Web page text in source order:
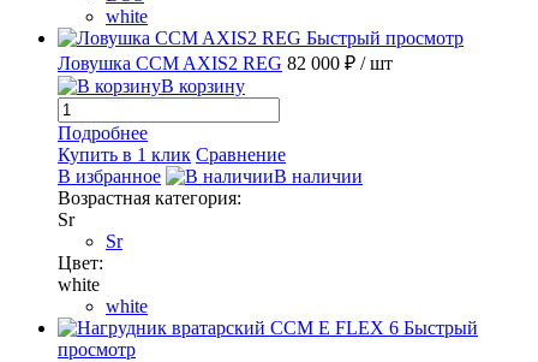
white
Быстрый просмотр
Ловушка CCM AXIS2 REG 82 000 ₽ / шт
В корзину
Подробнее
Купить в 1 клик Сравнение
В избранное
В наличии
Возрастная категория:
Sr
Sr
Цвет:
white
white
Быстрый
просмотр